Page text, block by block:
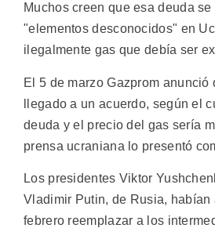
Muchos creen que esa deuda
"elementos desconocidos" en
ilegalmente gas que debía ser
El 5 de marzo Gazprom anunció
llegado a un acuerdo, según el
deuda y el precio del gas sería
prensa ucraniana lo presentó
Los presidentes Viktor
Vladimir Putin, de Rusia, habían
febrero reemplazar a los